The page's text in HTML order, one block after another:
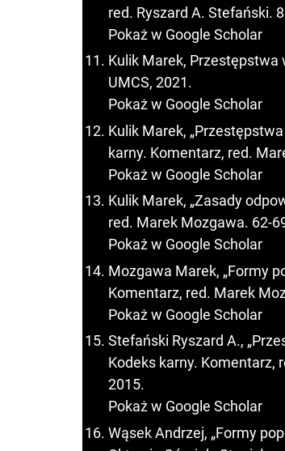
red. Ryszard A. Stefański.
Pokaż w Google Scholar
Kulik Marek,
UMCS, 2021.
Pokaż w Google Scholar
Kulik Marek,
karny. Komentarz, red.
Pokaż w Google Scholar
Kulik Marek, „Zasady
red. Marek Mozgawa. 62-
Pokaż w Google Scholar
Mozgawa Marek, „Formy
Komentarz, red. Marek
Pokaż w Google Scholar
Stefański Ryszard A.,
Kodeks karny. Komentarz,
2015.
Pokaż w Google Scholar
Wąsek Andrzej, „Formy